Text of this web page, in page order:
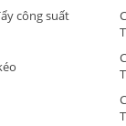
công suất